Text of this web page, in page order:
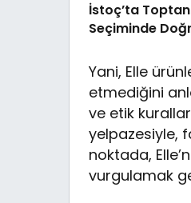
İstoç’ta
Seçiminde
Yani, Elle
etmediğini
ve etik
yelpazesiyle,
noktada,
vurgulamak